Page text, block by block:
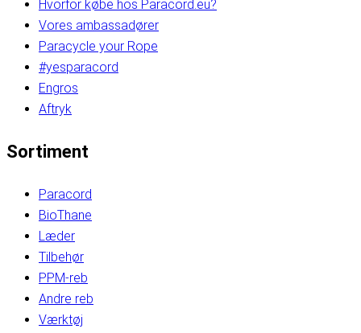
Hvorfor købe hos Paracord.eu?
Vores ambassadører
Paracycle your Rope
#yesparacord
Engros
Aftryk
Sortiment
Paracord
BioThane
Læder
Tilbehør
PPM-reb
Andre reb
Værktøj